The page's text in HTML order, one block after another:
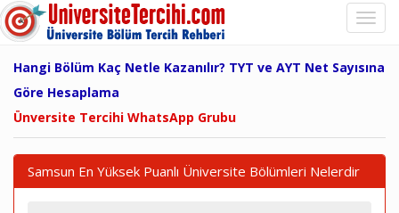
Hangi Bölüm Kaç Netle Kazanılır? TYT ve AYT Net Sayısına
Göre Hesaplama
Ünversite Tercihi WhatsApp Grubu
Samsun En Yüksek Puanlı Üniversite Bölümleri Nelerdir